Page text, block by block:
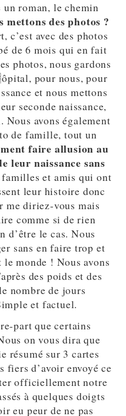
roman, le chemin
mettons des photos ?
c’est avec des photos
de 6 mois qui en fait
photos, nous gardons
pour nous, pour
et nous mettons
seconde naissance,
avons également
de famille, tout un
faire allusion au
leur naissance sans
familles et amis qui ont
leur histoire donc
me diriez-vous mais
comme si de rien
d’être le cas. Nous
sans en faire trop et
monde ! Nous avons
des poids et des
nombre de jours
et factuel.
part que certains
on vous dira que
résumé sur 3 cartes
fiers d’avoir envoyé ce
officiellement notre
à quelques doigts
eu peur de ne pas